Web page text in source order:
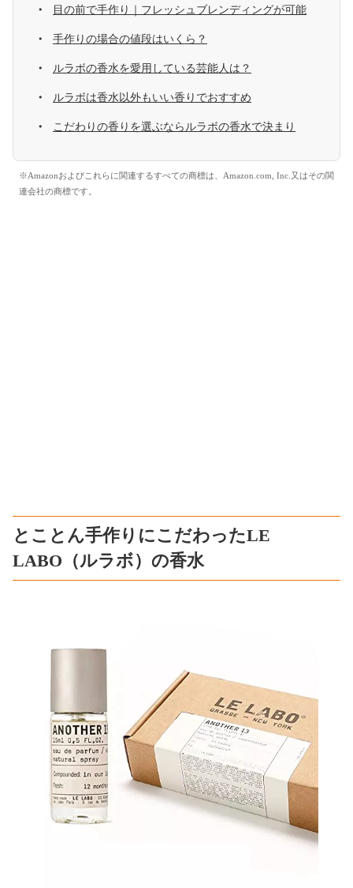
目の前で手作り｜フレッシュブレンディングが可能
手作りの場合の値段はいくら？
ルラボの香水を愛用している芸能人は？
ルラボは香水以外もいい香りでおすすめ
こだわりの香りを選ぶならルラボの香水で決まり
※Amazonおよびこれらに関連するすべての商標は、Amazon.com, Inc.又はその関
連会社の商標です。
とことん手作りにこだわったLE
LABO（ルラボ）の香水